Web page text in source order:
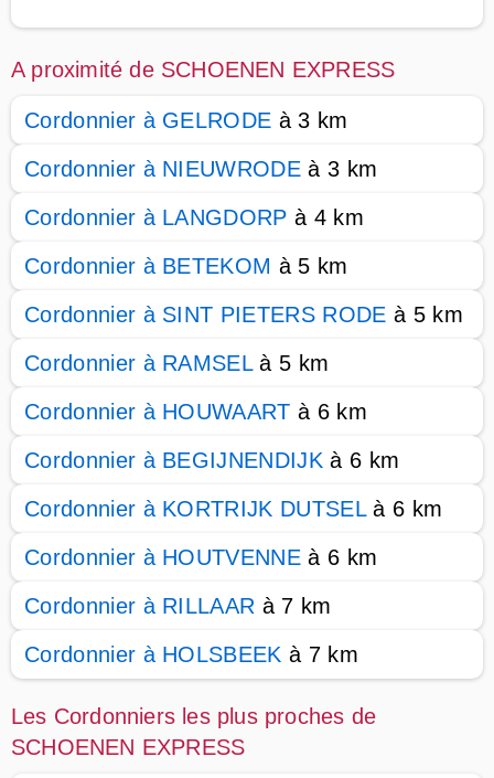
A proximité de SCHOENEN EXPRESS
Cordonnier à GELRODE à 3 km
Cordonnier à NIEUWRODE à 3 km
Cordonnier à LANGDORP à 4 km
Cordonnier à BETEKOM à 5 km
Cordonnier à SINT PIETERS RODE à 5 km
Cordonnier à RAMSELà 5 km
Cordonnier à HOUWAART à 6 km
Cordonnier à BEGIJNENDIJK à 6 km
Cordonnier à KORTRIJK DUTSELà 6 km
Cordonnier à HOUTVENNE à 6 km
Cordonnier à RILLAAR à 7 km
Cordonnier à HOLSBEEK à 7 km
Les Cordonniers les plus proches de
SCHOENEN EXPRESS